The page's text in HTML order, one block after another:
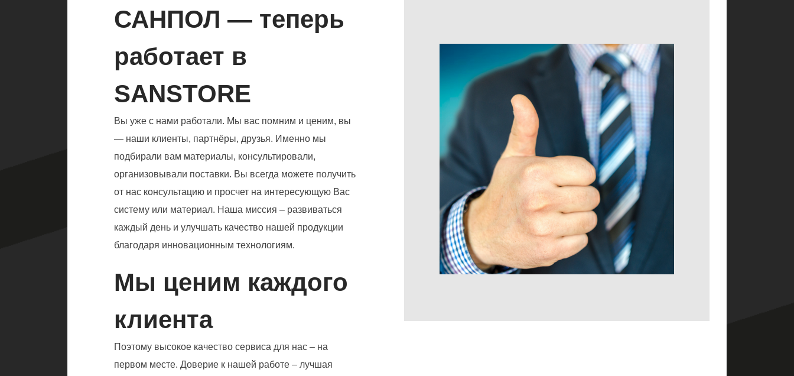
САНПОЛ — теперь
работает в
SANSTORE
Вы уже с нами работали. Мы вас помним и ценим, вы
— наши клиенты, партнёры, друзья. Именно мы
подбирали вам материалы, консультировали,
организовывали поставки. Вы всегда можете получить
от нас консультацию и просчет на интересующую Вас
систему или материал. Наша миссия – развиваться
каждый день и улучшать качество нашей продукции
благодаря инновационным технологиям.
Мы ценим каждого
клиента
Поэтому высокое качество сервиса для нас – на
первом месте. Доверие к нашей работе – лучшая